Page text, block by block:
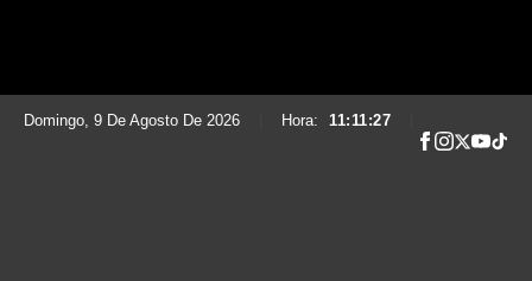
Domingo, 9 De Agosto De 2026 Hora: 11:11:28